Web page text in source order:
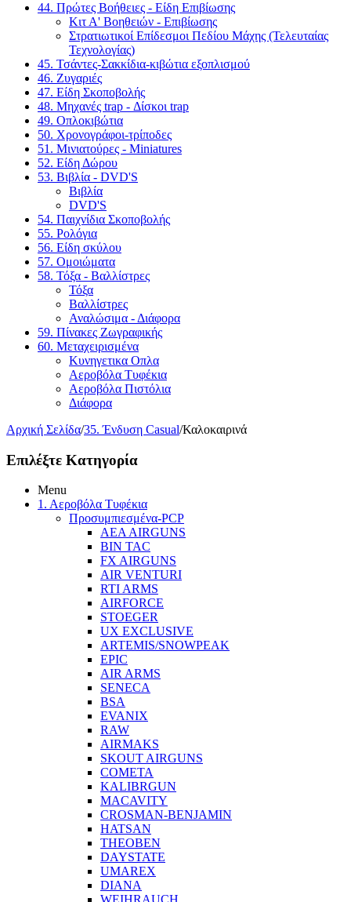
44. Πρώτες Βοήθειες - Είδη Επιβίωσης
Κιτ Α' Βοηθειών - Επιβίωσης
Στρατιωτικοί Επίδεσμοι Πεδίου Μάχης (Τελευταίας
Τεχνολογίας)
45. Τσάντες-Σακκίδια-κιβώτια εξοπλισμού
46. Ζυγαριές
47. Είδη Σκοποβολής
48. Μηχανές trap - Δίσκοι trap
49. Οπλοκιβώτια
50. Χρονογράφοι-τρίποδες
51. Μινιατούρες - Miniatures
52. Είδη Δώρου
53. Βιβλία - DVD'S
Βιβλία
DVD'S
54. Παιχνίδια Σκοποβολής
55. Ρολόγια
56. Είδη σκύλου
57. Ομοιώματα
58. Τόξα - Βαλλίστρες
Τόξα
Βαλλίστρες
Αναλώσιμα - Διάφορα
59. Πίνακες Ζωγραφικής
60. Μεταχειρισμένα
Κυνηγετικα Οπλα
Αεροβόλα Τυφέκια
Αεροβόλα Πιστόλια
Διάφορα
Αρχική Σελίδα/35. Ένδυση Casual/Καλοκαιρινά
Επιλέξτε Κατηγορία
Menu
1. Αεροβόλα Τυφέκια
Προσυμπιεσμένα-PCP
AEA AIRGUNS
BIN TAC
FX AIRGUNS
AIR VENTURI
RTI ARMS
AIRFORCE
STOEGER
UX EXCLUSIVE
ARTEMIS/SNOWPEAK
EPIC
AIR ARMS
SENECA
BSA
EVANIX
RAW
AIRMAKS
SKOUT AIRGUNS
COMETA
KALIBRGUN
MACAVITY
CROSMAN-BENJAMIN
HATSAN
THEOBEN
DAYSTATE
UMAREX
DIANA